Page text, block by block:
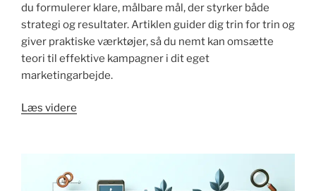
du formulerer klare, målbare mål, der styrker både
strategi og resultater. Artiklen guider dig trin for trin og
giver praktiske værktøjer, så du nemt kan omsætte
teori til effektive kampagner i dit eget
marketingarbejde.
Læs videre